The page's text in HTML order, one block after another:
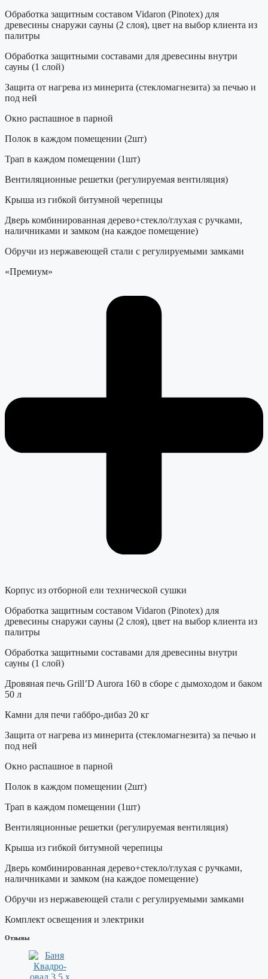
Обработка защитным составом Vidaron (Pinotex) для
древесины снаружи сауны (2 слоя), цвет на выбор клиента из
палитры
Обработка защитными составами для древесины внутри
сауны (1 слой)
Защита от нагрева из минерита (стекломагнезита) за печью и
под ней
Окно распашное в парной
Полок в каждом помещении (2шт)
Трап в каждом помещении (1шт)
Вентиляционные решетки (регулируемая вентиляция)
Крыша из гибкой битумной черепицы
Дверь комбинированная дерево+стекло/глухая с ручками,
наличниками и замком (на каждое помещение)
Обручи из нержавеющей стали с регулируемыми замками
«Премиум»
Корпус из отборной ели технической сушки
Обработка защитным составом Vidaron (Pinotex) для
древесины снаружи сауны (2 слоя), цвет на выбор клиента из
палитры
Обработка защитными составами для древесины внутри
сауны (1 слой)
Дровяная печь Grill’D Aurora 160 в сборе с дымоходом и баком
50 л
Камни для печи габбро-дибаз 20 кг
Защита от нагрева из минерита (стекломагнезита) за печью и
под ней
Окно распашное в парной
Полок в каждом помещении (2шт)
Трап в каждом помещении (1шт)
Вентиляционные решетки (регулируемая вентиляция)
Крыша из гибкой битумной черепицы
Дверь комбинированная дерево+стекло/глухая с ручками,
наличниками и замком (на каждое помещение)
Обручи из нержавеющей стали с регулируемыми замками
Комплект освещения и электрики
Отзывы